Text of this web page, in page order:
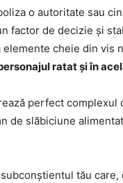
o autoritate sau
factor de decizie și
cheie din vis
ratat și în
perfect
de slăbiciune
tău